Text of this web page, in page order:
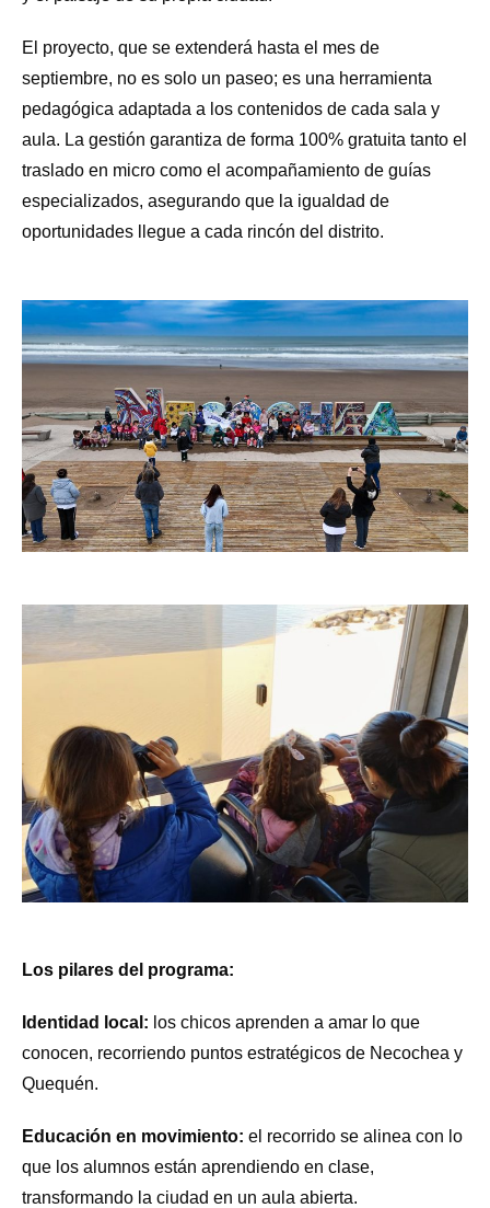
El proyecto, que se extenderá hasta el mes de
septiembre, no es solo un paseo; es una herramienta
pedagógica adaptada a los contenidos de cada sala y
aula. La gestión garantiza de forma 100% gratuita tanto el
traslado en micro como el acompañamiento de guías
especializados, asegurando que la igualdad de
oportunidades llegue a cada rincón del distrito.
Los pilares del programa:
Identidad local: los chicos aprenden a amar lo que
conocen, recorriendo puntos estratégicos de Necochea y
Quequén.
Educación en movimiento: el recorrido se alinea con lo
que los alumnos están aprendiendo en clase,
transformando la ciudad en un aula abierta.